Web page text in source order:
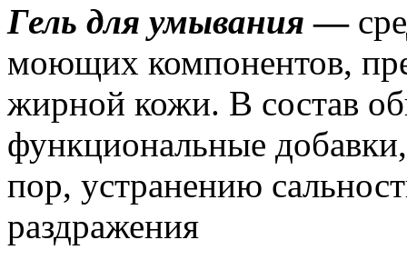
Гель для умывания —
моющих компонентов,
жирной кожи. В состав
функциональные
пор, устранению
раздражения